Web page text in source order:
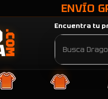
ENVÍO
Encuentra tu